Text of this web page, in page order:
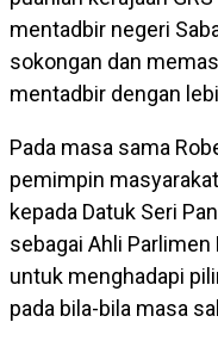
mentadbir negeri
sokongan dan
mentadbir dengan
Pada masa sama
pemimpin
kepada Datuk Seri
sebagai Ahli
untuk menghadapi
pada bila-bila masa